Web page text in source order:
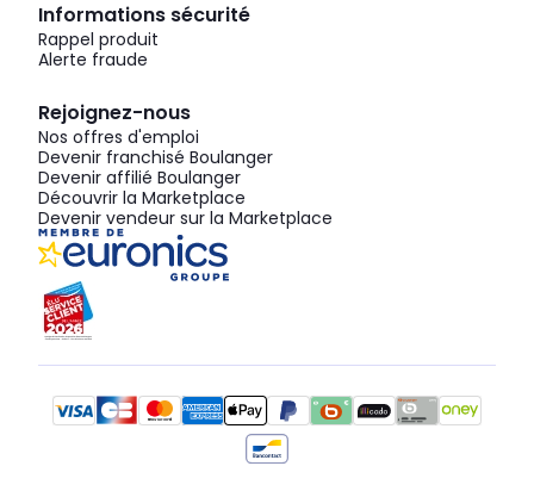
Informations sécurité
Rappel produit
Alerte fraude
Rejoignez-nous
Nos offres d'emploi
Devenir franchisé Boulanger
Devenir affilié Boulanger
Découvrir la Marketplace
Devenir vendeur sur la Marketplace